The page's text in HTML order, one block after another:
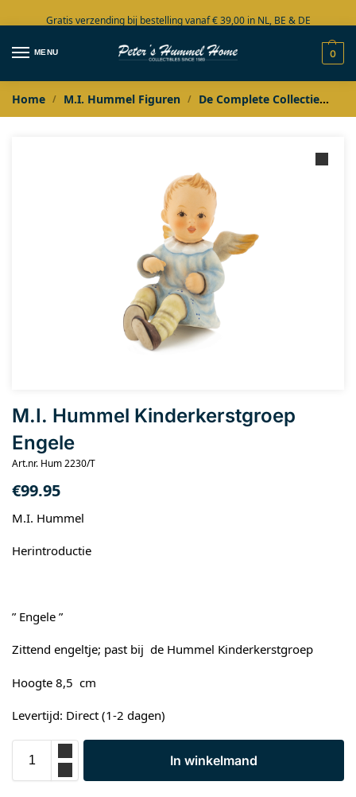
Gratis verzending bij bestelling vanaf € 39,00 in NL, BE & DE
Grote collectie in voorraad
MENU 0
Home / M.I. Hummel Figuren / De Complete Collectie
M.I. Hummel Kinderkerstgroep
Engele
Art.nr. Hum 2230/T
€99.95
M.I. Hummel
Herintroductie
” Engele ”
Zittend engeltje; past bij de Hummel Kinderkerstgroep
Hoogte 8,5 cm
Levertijd: Direct (1-2 dagen)
In winkelmand